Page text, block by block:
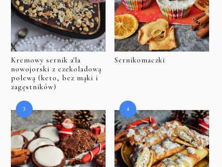
Kremowy sernik a'la
nowojorski z czekoladową
polewą (keto, bez mąki i
zagęstników)
Sernikomaczki